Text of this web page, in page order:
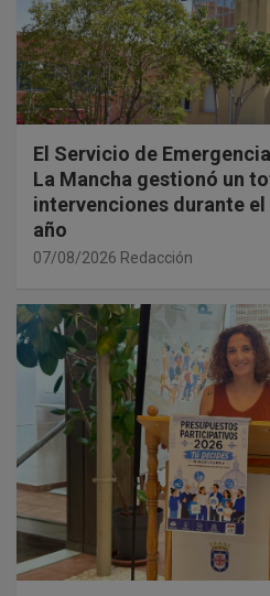
El Servicio de
La Mancha gestionó un
intervenciones durante
año
07/08/2026 Redacción